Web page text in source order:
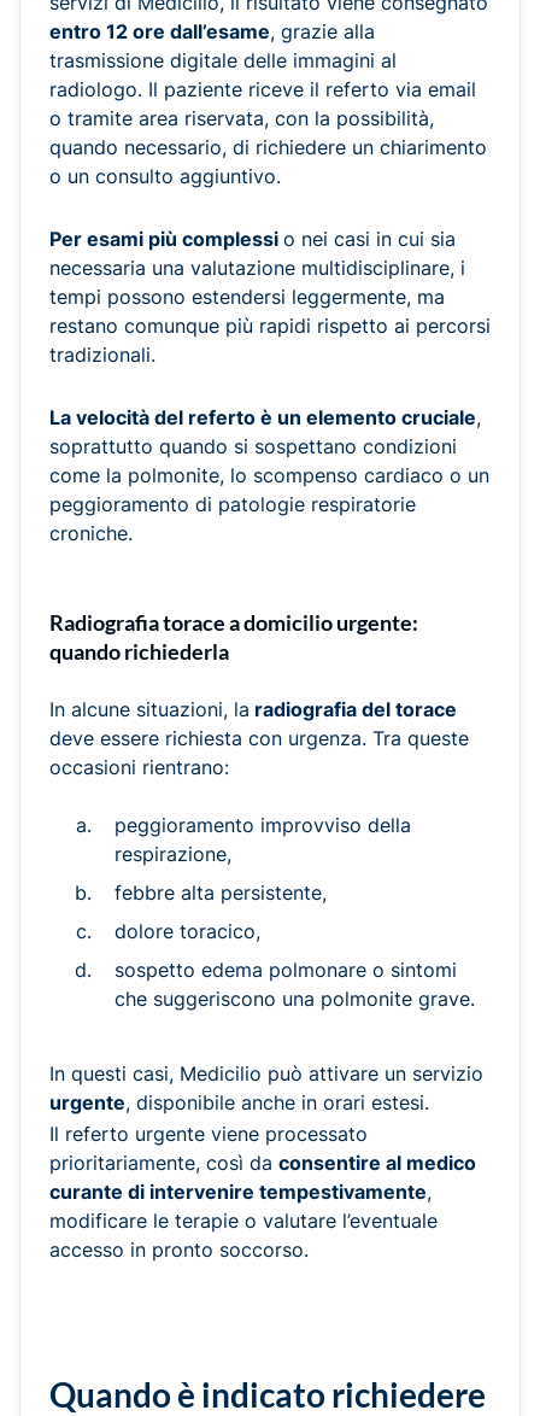
entro 12 ore dall’esame, grazie alla
trasmissione digitale delle immagini al
radiologo. Il paziente riceve il referto via email
o tramite area riservata, con la possibilità,
quando necessario, di richiedere un chiarimento
o un consulto aggiuntivo.
Per esami più complessi o nei casi in cui sia
necessaria una valutazione multidisciplinare, i
tempi possono estendersi leggermente, ma
restano comunque più rapidi rispetto ai percorsi
tradizionali.
La velocità del referto è un elemento cruciale,
soprattutto quando si sospettano condizioni
come la polmonite, lo scompenso cardiaco o un
peggioramento di patologie respiratorie
croniche.
Radiografia torace a domicilio urgente:
quando richiederla
In alcune situazioni, la radiografia del torace
deve essere richiesta con urgenza. Tra queste
occasioni rientrano:
peggioramento improvviso della
respirazione,
febbre alta persistente,
dolore toracico,
sospetto edema polmonare o sintomi
che suggeriscono una polmonite grave.
In questi casi, Medicilio può attivare un servizio
urgente, disponibile anche in orari estesi.
Il referto urgente viene processato
prioritariamente, così da consentire al medico
curante di intervenire tempestivamente,
modificare le terapie o valutare l’eventuale
accesso in pronto soccorso.
Quando è indicato richiedere